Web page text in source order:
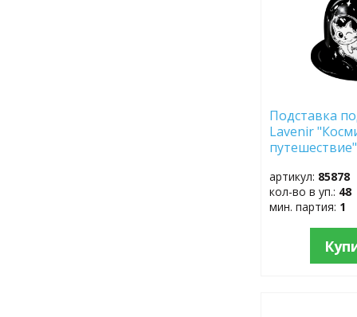
Подставка
Lavenir
артикул: 85878
кол-во в уп.: 48
мин. партия: 1